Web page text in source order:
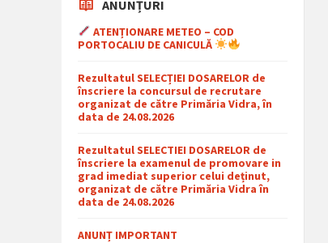
ANUNȚURI
ATENȚIONARE METEO – COD
PORTOCALIU DE CANICULĂ
Rezultatul SELECȚIEI DOSARELOR de
înscriere la concursul de recrutare
organizat de către Primăria Vidra, în
data de 24.08.2026
Rezultatul SELECTIEI DOSARELOR de
înscriere la examenul de promovare in
grad imediat superior celui deținut,
organizat de către Primăria Vidra în
data de 24.08.2026
ANUNȚ IMPORTANT